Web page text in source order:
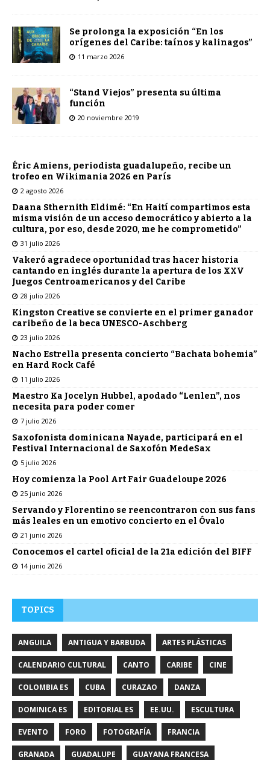
Se prolonga la exposición “En los
orígenes del Caribe: taínos y kalinagos”
11 marzo 2026
“Stand Viejos” presenta su última
función
20 noviembre 2019
Éric Amiens, periodista guadalupeño, recibe un
trofeo en Wikimania 2026 en París
2 agosto 2026
Daana Sthernith Eldimé: “En Haití compartimos esta
misma visión de un acceso democrático y abierto a la
cultura, por eso, desde 2020, me he comprometido”
31 julio 2026
Vakeró agradece oportunidad tras hacer historia
cantando en inglés durante la apertura de los XXV
Juegos Centroamericanos y del Caribe
28 julio 2026
Kingston Creative se convierte en el primer ganador
caribeño de la beca UNESCO-Aschberg
23 julio 2026
Nacho Estrella presenta concierto “Bachata bohemia”
en Hard Rock Café
11 julio 2026
Maestro Ka Jocelyn Hubbel, apodado “Lenlen”, nos
necesita para poder comer
7 julio 2026
Saxofonista dominicana Nayade, participará en el
Festival Internacional de Saxofón MedeSax
5 julio 2026
Hoy comienza la Pool Art Fair Guadeloupe 2026
25 junio 2026
Servando y Florentino se reencontraron con sus fans
más leales en un emotivo concierto en el Óvalo
21 junio 2026
Conocemos el cartel oficial de la 21a edición del BIFF
14 junio 2026
TOPICS
ANGUILA ANTIGUA Y BARBUDA ARTES PLÁSTICAS
CALENDARIO CULTURAL CANTO CARIBE CINE
COLOMBIA ES CUBA CURAZAO DANZA
DOMINICA ES EDITORIAL ES EE.UU. ESCULTURA
EVENTO FORO FOTOGRAFÍA FRANCIA
GRANADA GUADALUPE GUAYANA FRANCESA